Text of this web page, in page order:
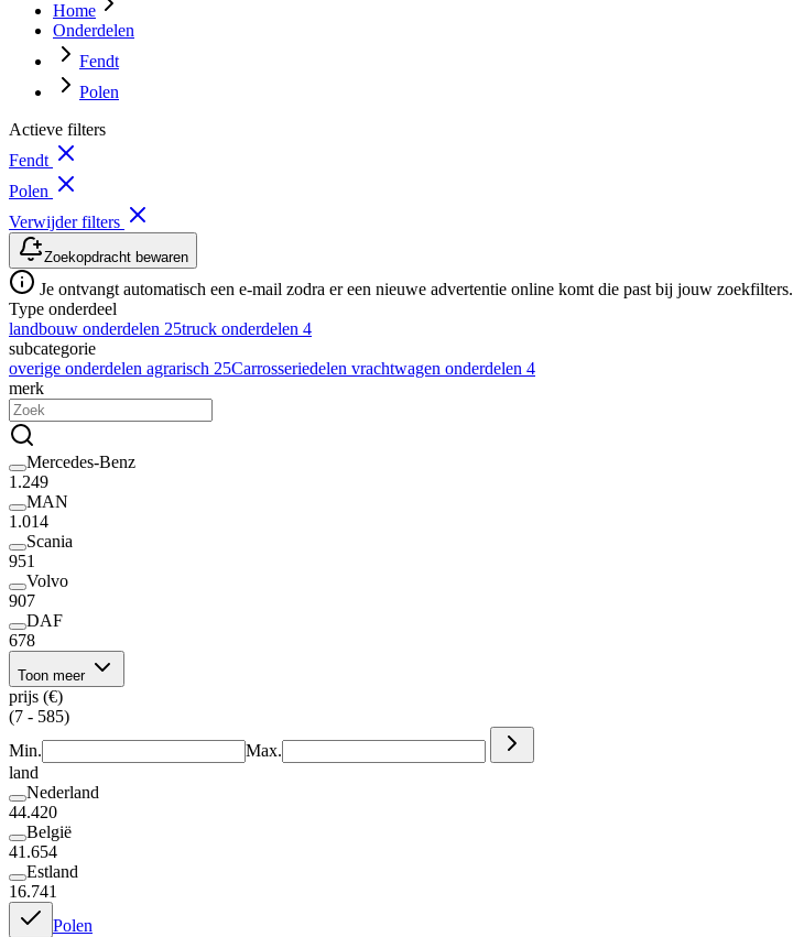
Home
Onderdelen
Fendt
Polen
Actieve filters
Fendt
Polen
Verwijder filters
Zoekopdracht bewaren
Je ontvangt automatisch een e-mail zodra er een nieuwe advertentie online komt die past bij jouw zoekfilters.
Type onderdeel
landbouw onderdelen 25truck onderdelen 4
subcategorie
overige onderdelen agrarisch 25Carrosseriedelen vrachtwagen onderdelen 4
merk
Mercedes-Benz
1.249
MAN
1.014
Scania
951
Volvo
907
DAF
678
Toon meer
prijs (€)
(7 - 585)
Min.
Max.
land
Nederland
44.420
België
41.654
Estland
16.741
Polen